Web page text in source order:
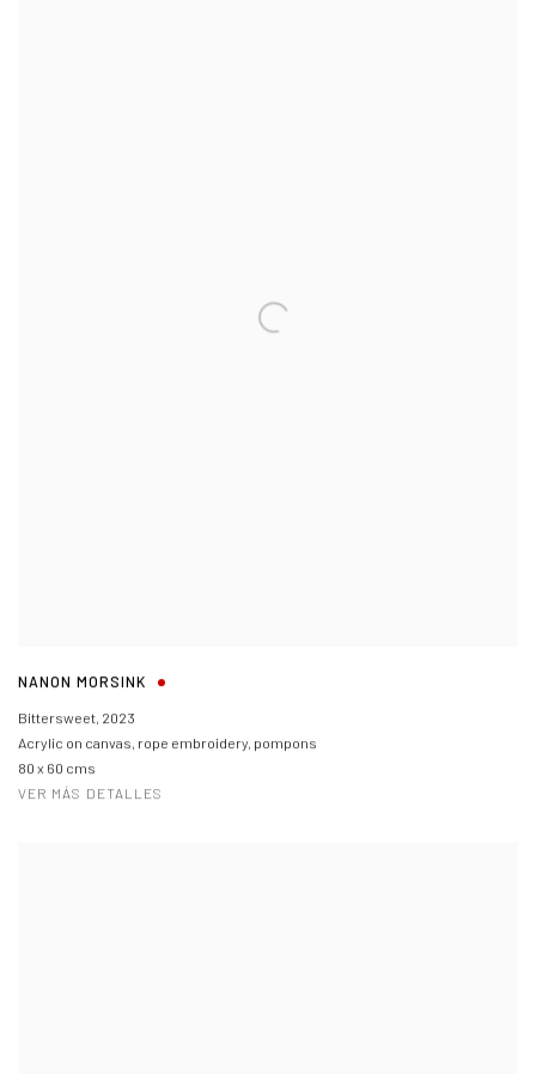
NANON MORSINK
Bittersweet, 2023
Acrylic on canvas, rope embroidery, pompons
80 x 60 cms
VER MÁS DETALLES